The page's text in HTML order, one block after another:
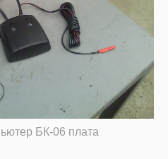
БК-06 плата